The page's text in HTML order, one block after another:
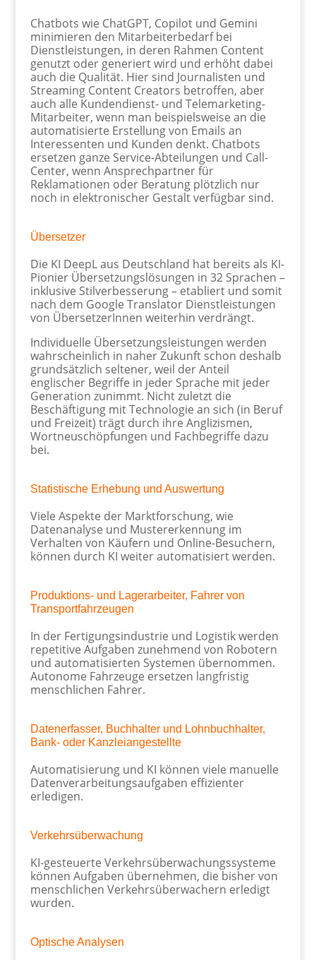
Chatbots wie ChatGPT, Copilot und Gemini
minimieren den Mitarbeiterbedarf bei
Dienstleistungen, in deren Rahmen Content
genutzt oder generiert wird und erhöht dabei
auch die Qualität. Hier sind Journalisten und
Streaming Content Creators betroffen, aber
auch alle Kundendienst- und Telemarketing-
Mitarbeiter, wenn man beispielsweise an die
automatisierte Erstellung von Emails an
Interessenten und Kunden denkt. Chatbots
ersetzen ganze Service-Abteilungen und Call-
Center, wenn Ansprechpartner für
Reklamationen oder Beratung plötzlich nur
noch in elektronischer Gestalt verfügbar sind.
Übersetzer
Die KI DeepL aus Deutschland hat bereits als KI-
Pionier Übersetzungslösungen in 32 Sprachen –
inklusive Stilverbesserung – etabliert und somit
nach dem Google Translator Dienstleistungen
von ÜbersetzerInnen weiterhin verdrängt.
Individuelle Übersetzungsleistungen werden
wahrscheinlich in naher Zukunft schon deshalb
grundsätzlich seltener, weil der Anteil
englischer Begriffe in jeder Sprache mit jeder
Generation zunimmt. Nicht zuletzt die
Beschäftigung mit Technologie an sich (in Beruf
und Freizeit) trägt durch ihre Anglizismen,
Wortneuschöpfungen und Fachbegriffe dazu
bei.
Statistische Erhebung und Auswertung
Viele Aspekte der Marktforschung, wie
Datenanalyse und Mustererkennung im
Verhalten von Käufern und Online-Besuchern,
können durch KI weiter automatisiert werden.
Produktions- und Lagerarbeiter, Fahrer von
Transportfahrzeugen
In der Fertigungsindustrie und Logistik werden
repetitive Aufgaben zunehmend von Robotern
und automatisierten Systemen übernommen.
Autonome Fahrzeuge ersetzen langfristig
menschlichen Fahrer.
Datenerfasser, Buchhalter und Lohnbuchhalter,
Bank- oder Kanzleiangestellte
Automatisierung und KI können viele manuelle
Datenverarbeitungsaufgaben effizienter
erledigen.
Verkehrsüberwachung
KI-gesteuerte Verkehrsüberwachungssysteme
können Aufgaben übernehmen, die bisher von
menschlichen Verkehrsüberwachern erledigt
wurden.
Optische Analysen